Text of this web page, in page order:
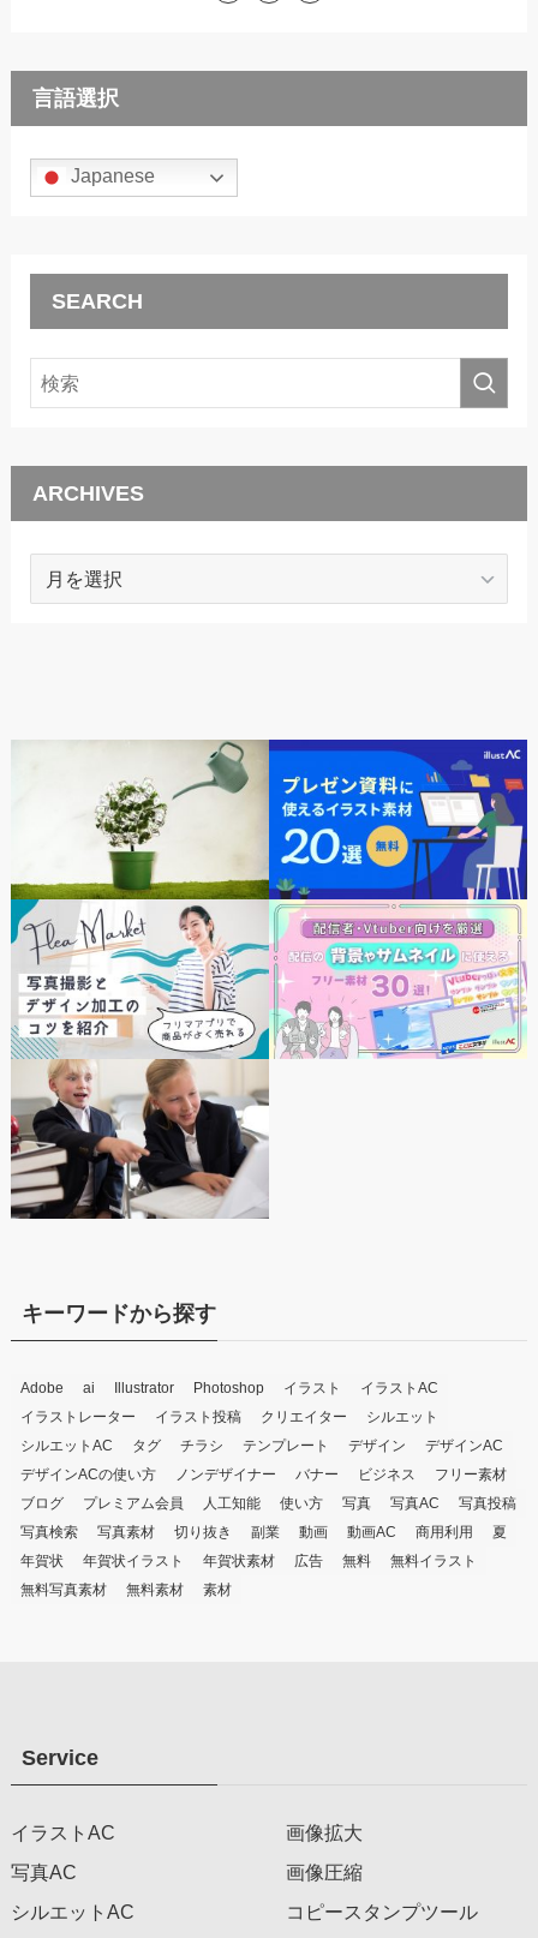
言語選択
Japanese
SEARCH
ARCHIVES
ARCHIVES
キーワードから探す
Adobe ai Illustrator Photoshop イラスト
イラストAC
イラストレーター
イラスト投稿 クリエイター
シルエット
シルエットAC
タグ チラシ テンプレート デザイン
デザインAC
デザインACの使い方
ノンデザイナー バナー ビジネス
フリー素材
ブログ
プレミアム会員 人工知能 使い方 写真 写真AC
写真投稿
写真検索
写真素材 切り抜き 副業 動画 動画AC 商用利用
夏
年賀状
年賀状イラスト 年賀状素材 広告 無料
無料イラスト
無料写真素材
無料素材 素材
Service
イラストAC
写真AC
シルエットAC
画像拡大
画像圧縮
コピースタンプツール